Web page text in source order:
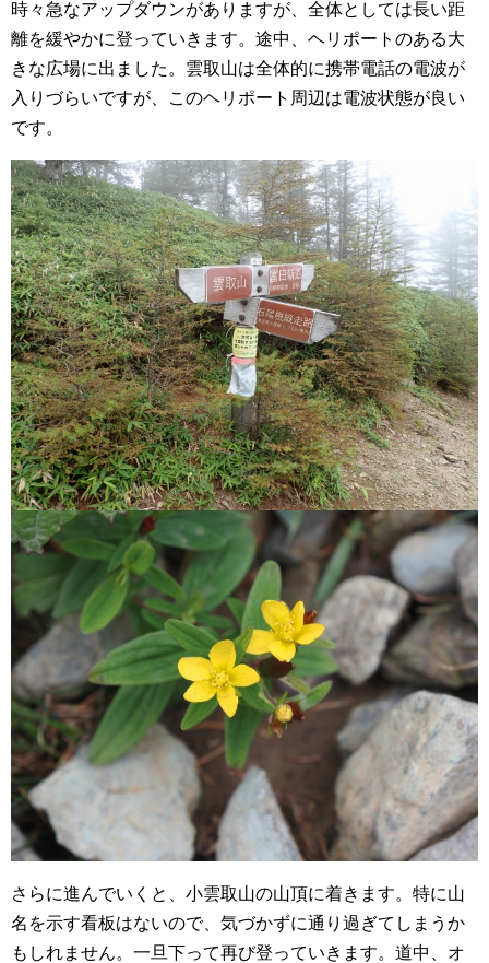
時々急なアップダウンがありますが、全体としては長い距
離を緩やかに登っていきます。途中、ヘリポートのある大
きな広場に出ました。雲取山は全体的に携帯電話の電波が
入りづらいですが、このヘリポート周辺は電波状態が良い
です。
さらに進んでいくと、小雲取山の山頂に着きます。特に山
名を示す看板はないので、気づかずに通り過ぎてしまうか
もしれません。一旦下って再び登っていきます。道中、オ